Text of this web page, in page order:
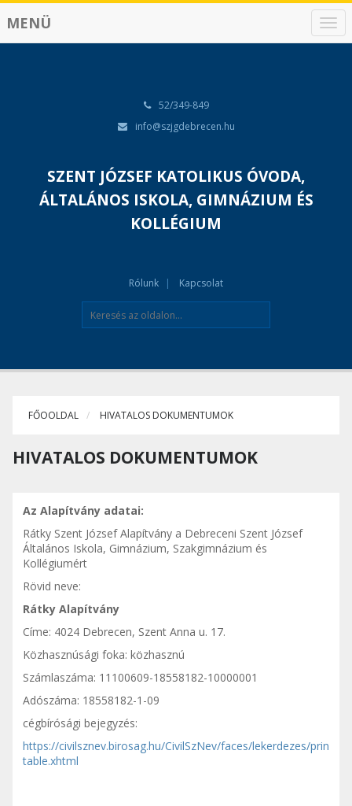
N
a
MENÜ
52/349-849
info@szjgdebrecen.hu
SZENT JÓZSEF KATOLIKUS ÓVODA,
ÁLTALÁNOS ISKOLA, GIMNÁZIUM ÉS
KOLLÉGIUM
Rólunk Kapcsolat
FŐOOLDAL HIVATALOS DOKUMENTUMOK
HIVATALOS DOKUMENTUMOK
Az Alapítvány adatai:
Rátky Szent József Alapítvány a Debreceni Szent József
Általános Iskola, Gimnázium, Szakgimnázium és
Kollégiumért
Rövid neve:
Rátky Alapítvány
Címe: 4024 Debrecen, Szent Anna u. 17.
Közhasznúsági foka: közhasznú
Számlaszáma: 11100609-18558182-10000001
Adószáma: 18558182-1-09
cégbírósági bejegyzés:
https://civilsznev.birosag.hu/CivilSzNev/faces/lekerdezes/prin
table.xhtml